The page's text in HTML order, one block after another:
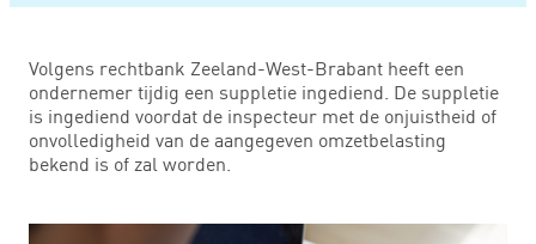
Volgens rechtbank Zeeland-West-Brabant heeft een
ondernemer tijdig een suppletie ingediend. De suppletie
is ingediend voordat de inspecteur met de onjuistheid of
onvolledigheid van de aangegeven omzetbelasting
bekend is of zal worden.